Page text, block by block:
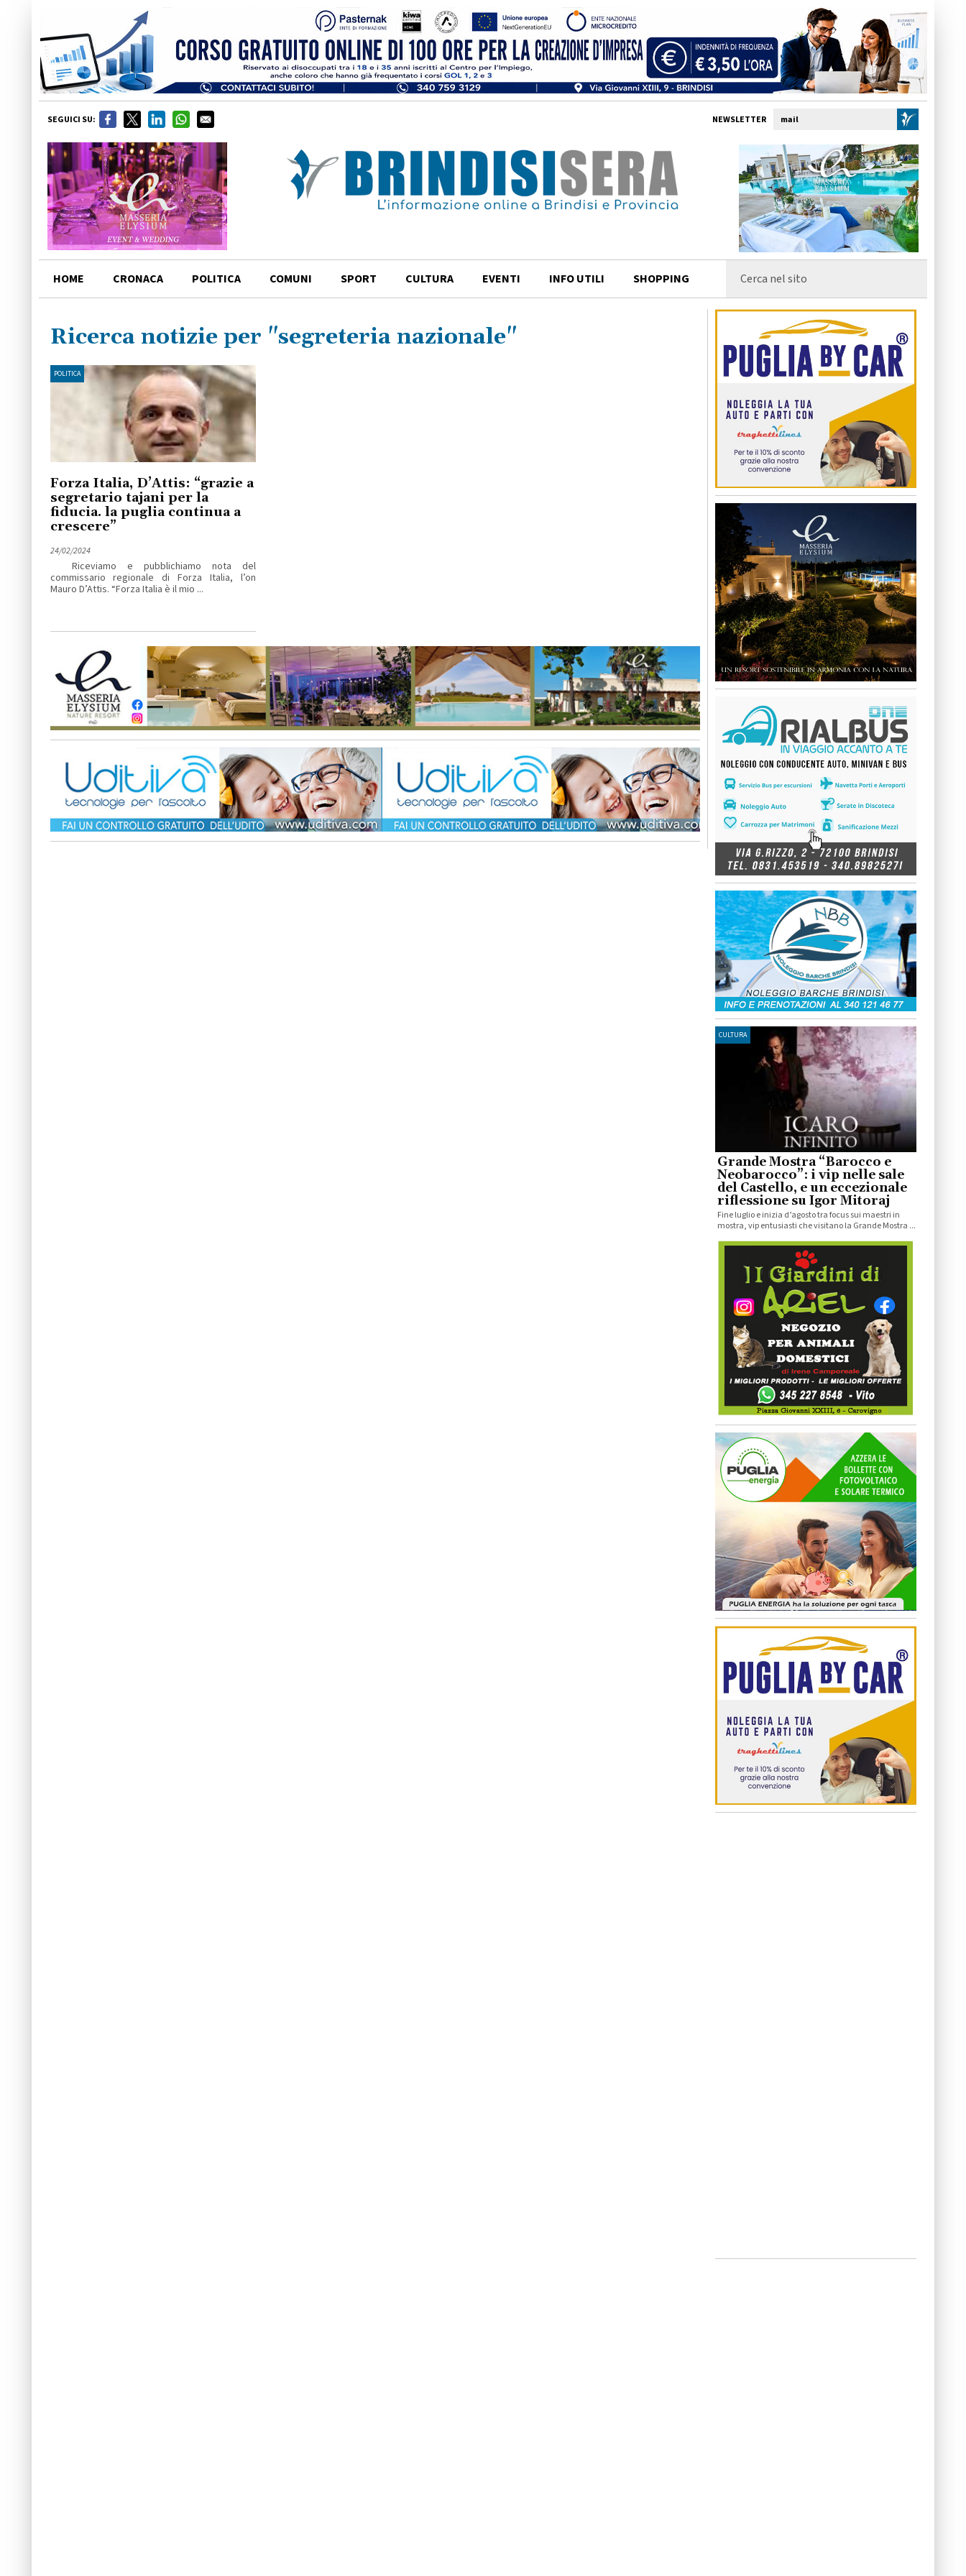
SEGUICI SU: NEWSLETTER
HOME CRONACA POLITICA COMUNI SPORT CULTURA EVENTI INFO UTILI SHOPPING
Ricerca notizie per "segreteria nazionale"
POLITICA
Forza Italia, D’Attis: “grazie a
segretario tajani per la
fiducia. la puglia continua a
crescere”
24/02/2024
Riceviamo e pubblichiamo nota del
commissario regionale di Forza Italia, l’on
Mauro D’Attis. “Forza Italia è il mio ...
CULTURA
Grande Mostra “Barocco e
Neobarocco”: i vip nelle sale
del Castello, e un eccezionale
riflessione su Igor Mitoraj
Fine luglio e inizia d’agosto tra focus sui maestri in
mostra, vip entusiasti che visitano la Grande Mostra ...